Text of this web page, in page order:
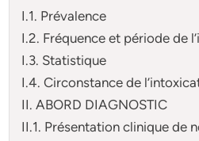
I.1. Prévalence
I.2. Fréquence et période de
I.3. Statistique
I.4. Circonstance de
II. ABORD DIAGNOSTIC
II.1. Présentation clinique de